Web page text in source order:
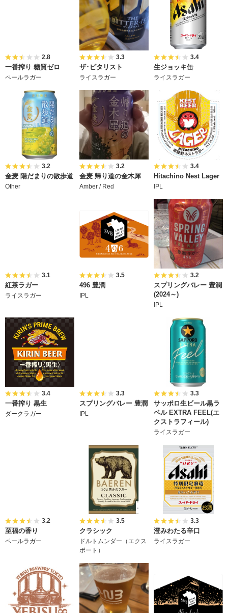
2.8
一番搾り 糖質ゼロ
ペールラガー
3.3
ザ･ビタリスト
ライスラガー
3.4
生ジョッキ缶
ライスラガー
3.2
金麦 陽だまりの散歩道
Other
3.2
金麦 帰り道の金木犀
Amber / Red
3.4
Hitachino Nest Lager
IPL
3.1
紅茶ラガー
ライスラガー
3.5
496 豊潤
IPL
3.2
スプリングバレー 豊潤
(2024～)
IPL
3.4
一番搾り 黒生
ダークラガー
3.3
スプリングバレー 豊潤
IPL
3.3
サッポロ生ビール黒ラ
ベル EXTRA FEEL(エ
クストラフィール)
ライスラガー
3.2
至福の香り
ペールラガー
3.5
クラシック
ドルトムンダー（エクス
ポート）
3.3
澄みわたる辛口
ライスラガー